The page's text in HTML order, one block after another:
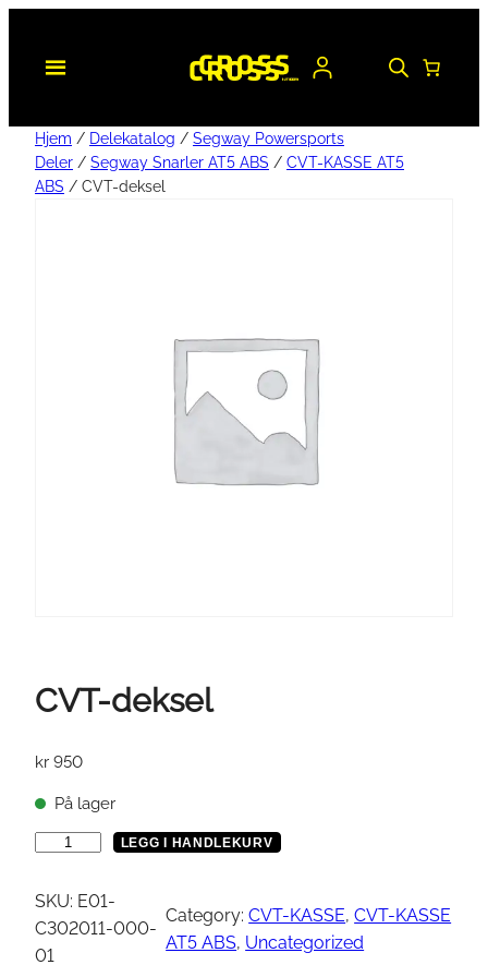
Hjem / Delekatalog / Segway Powersports
Deler / Segway Snarler AT5 ABS / CVT-KASSE AT5
ABS / CVT-deksel
CVT-deksel
kr 950
På lager
T
-
d
LEGG I HANDLEKURV
SKU: E01-
C302011-000-
01
Category:CVT-KASSE, CVT-KASSE
AT5 ABS, Uncategorized